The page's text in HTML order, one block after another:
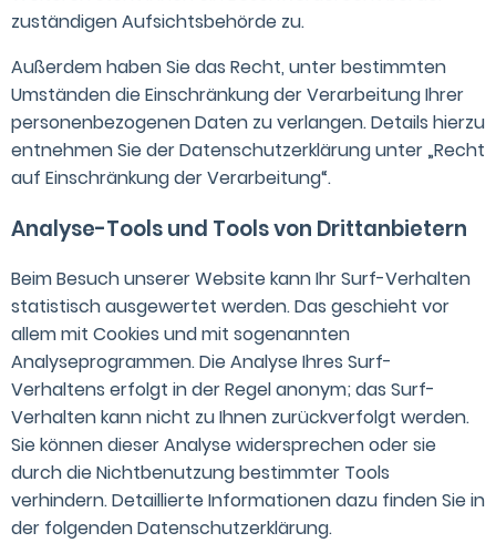
zuständigen Aufsichtsbehörde zu.
Außerdem haben Sie das Recht, unter bestimmten
Umständen die Einschränkung der Verarbeitung Ihrer
personenbezogenen Daten zu verlangen. Details hierzu
entnehmen Sie der Datenschutzerklärung unter „Recht
auf Einschränkung der Verarbeitung“.
Analyse-Tools und Tools von Drittanbietern
Beim Besuch unserer Website kann Ihr Surf-Verhalten
statistisch ausgewertet werden. Das geschieht vor
allem mit Cookies und mit sogenannten
Analyseprogrammen. Die Analyse Ihres Surf-
Verhaltens erfolgt in der Regel anonym; das Surf-
Verhalten kann nicht zu Ihnen zurückverfolgt werden.
Sie können dieser Analyse widersprechen oder sie
durch die Nichtbenutzung bestimmter Tools
verhindern. Detaillierte Informationen dazu finden Sie in
der folgenden Datenschutzerklärung.